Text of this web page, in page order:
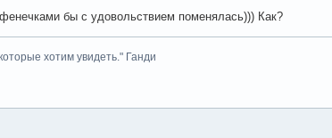
бы с удовольствием поменялась))) Как?
хотим увидеть." Ганди